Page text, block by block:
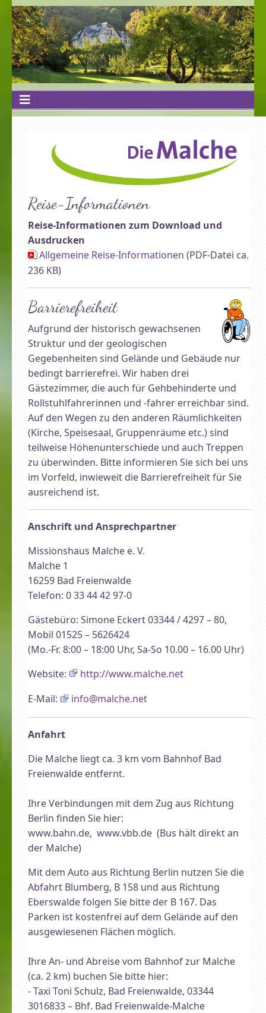
Willkommen! Großes Gästehaus der Malche …
Reise-Informationen
Reise-Informationen zum Download und
Ausdrucken
Allgemeine Reise-Informationen (PDF-Datei ca.
236 KB)
Barrierefreiheit
Aufgrund der historisch gewachsenen
Struktur und der geologischen
Gegebenheiten sind Gelände und Gebäude nur
bedingt barrierefrei. Wir haben drei
Gästezimmer, die auch für Gehbehinderte und
Rollstuhlfahrerinnen und -fahrer erreichbar sind.
Auf den Wegen zu den anderen Räumlichkeiten
(Kirche, Speisesaal, Gruppenräume etc.) sind
teilweise Höhenunterschiede und auch Treppen
zu überwinden. Bitte informieren Sie sich bei uns
im Vorfeld, inwieweit die Barrierefreiheit für Sie
ausreichend ist.
Anschrift und Ansprechpartner
Missionshaus Malche e. V.
Malche 1
16259 Bad Freienwalde
Telefon: 0 33 44 42 97-0
Gästebüro: Simone Eckert 03344 / 4297 – 80,
Mobil 01525 – 5626424
(Mo.-Fr. 8:00 – 18:00 Uhr, Sa-So 10.00 – 16.00 Uhr)
Website:
http://www.malche.net
E-Mail:
info@malche.net
Anfahrt
Die Malche liegt ca. 3 km vom Bahnhof Bad
Freienwalde entfernt.
Ihre Verbindungen mit dem Zug aus Richtung
Berlin finden Sie hier:
www.bahn.de, www.vbb.de (Bus hält direkt an
der Malche)
Mit dem Auto aus Richtung Berlin nutzen Sie die
Abfahrt Blumberg, B 158 und aus Richtung
Eberswalde folgen Sie bitte der B 167. Das
Parken ist kostenfrei auf dem Gelände auf den
ausgewiesenen Flächen möglich.
Ihre An- und Abreise vom Bahnhof zur Malche
(ca. 2 km) buchen Sie bitte hier:
- Taxi Toni Schulz, Bad Freienwalde, 03344
3016833 – Bhf. Bad Freienwalde-Malche